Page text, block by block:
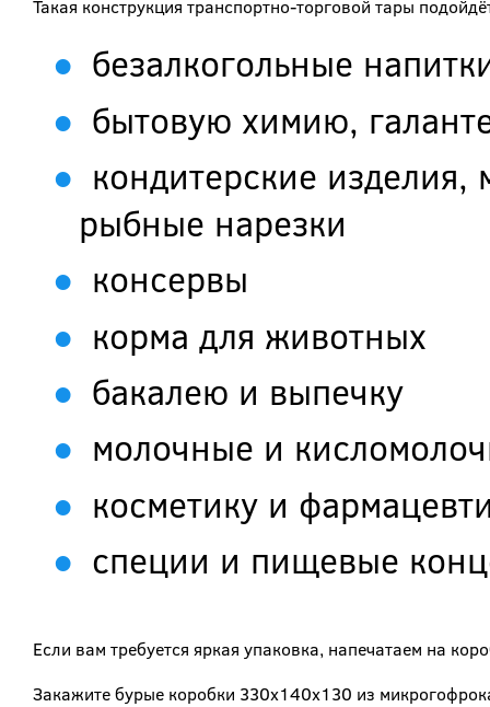
Такая конструкция транспортно-торговой тары
безалкогольные
бытовую химию,
кондитерские
рыбные нарезки
консервы
корма для животных
бакалею и выпечку
молочные и
косметику и
специи и пищевые
Если вам требуется яркая упаковка, напечатаем на
Закажите бурые коробки 330x140x130 из